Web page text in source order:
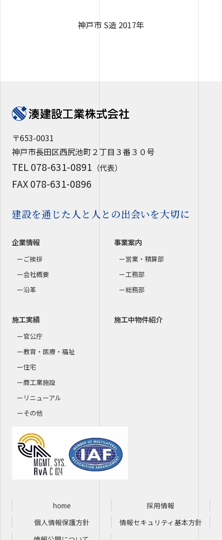
神戸市 S造 2017年
〒653-0031
神戸市長田区西尻池町２丁目３番３０号
TEL 078-631-0891 （代表）
FAX 078-631-0896
建設を通じた人と人との出会いを大切に
企業情報
ご挨拶
会社概要
沿革
事業案内
営業・積算部
工務部
総務部
施工実績
官公庁
教育・医療・福祉
住宅
商工業施設
リニューアル
その他
施工中物件紹介
home
採用情報
個人情報保護方針
情報セキュリティ基本方針